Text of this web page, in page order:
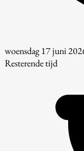
woensdag 17 juni
Resterende tijd